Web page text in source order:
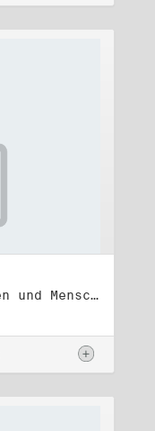
Titel: Initiative Frieden und Menschenrechte (2)